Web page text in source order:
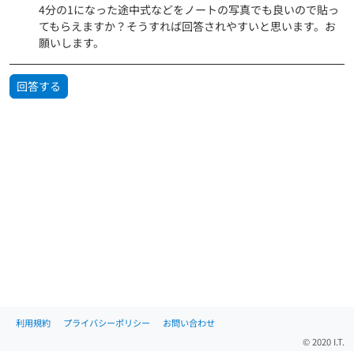
4分の1になった途中式などをノートの写真でも良いので貼っ
てもらえますか？そうすれば回答されやすいと思います。お
願いします。
回答する
利用規約 プライバシーポリシー
お問い合わせ
© 2020 I.T.